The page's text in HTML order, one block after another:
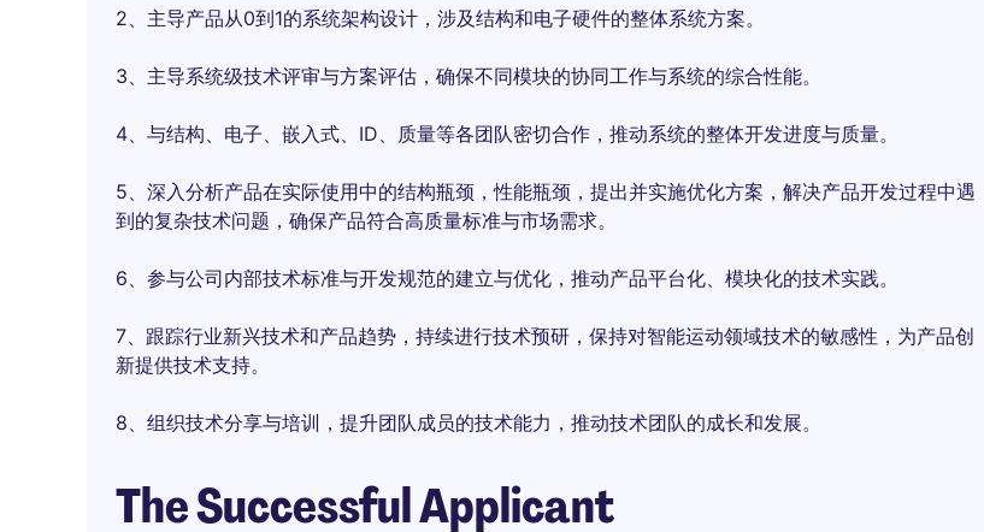
2、主导产品从0到1的系统架构设计，涉及结构和电子硬件的整体系统方案。
3、主导系统级技术评审与方案评估，确保不同模块的协同工作与系统的综合性能。
4、与结构、电子、嵌入式、ID、质量等各团队密切合作，推动系统的整体开发进度与质量。
5、深入分析产品在实际使用中的结构瓶颈，性能瓶颈，提出并实施优化方案，解决产品开发过程中遇
到的复杂技术问题，确保产品符合高质量标准与市场需求。
6、参与公司内部技术标准与开发规范的建立与优化，推动产品平台化、模块化的技术实践。
7、跟踪行业新兴技术和产品趋势，持续进行技术预研，保持对智能运动领域技术的敏感性，为产品创
新提供技术支持。
8、组织技术分享与培训，提升团队成员的技术能力，推动技术团队的成长和发展。
The Successful Applicant